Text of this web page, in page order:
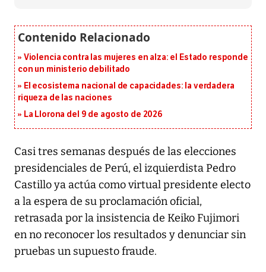
Violencia contra las mujeres en alza: el Estado responde
con un ministerio debilitado
El ecosistema nacional de capacidades: la verdadera
riqueza de las naciones
La Llorona del 9 de agosto de 2026
Casi tres semanas después de las elecciones
presidenciales de Perú, el izquierdista Pedro
Castillo ya actúa como virtual presidente electo
a la espera de su proclamación oficial,
retrasada por la insistencia de Keiko Fujimori
en no reconocer los resultados y denunciar sin
pruebas un supuesto fraude.